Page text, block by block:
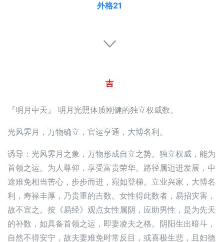
外格21
吉
『明月中天』 明月光照体质刚健的独立权威数。
光风霁月，万物确立，官运亨通，大博名利。
诱导：光风霁月之象，万物形成自立之势。独立权威，能为
首领之运。为人尊仰，享受富贵荣华。路径属迈进发展，中
途难免相当苦心，步步而进，宛如登梯。立业兴家，大博名
利，寿禄丰厚，乃贵重的吉数。女性得此数者，易招灾害，
故不宜之。按《易经》观点女性属阴，应助男性，是为先天
的补数，如具备首领之运，即妻凌夫之格。阴阳生出暗斗，
自然不得安宁，故夫妻难免时常反目，或喜极生悲，且妇德